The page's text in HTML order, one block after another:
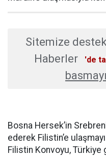
Sitemize
Haberler
'de
Bosna Hersek’in
ederek Filistin’e
Filistin Konvoyu, Türkiye